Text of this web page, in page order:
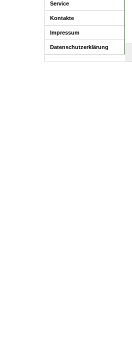
Service
Kontakte
Impressum
Datenschutzerklärung